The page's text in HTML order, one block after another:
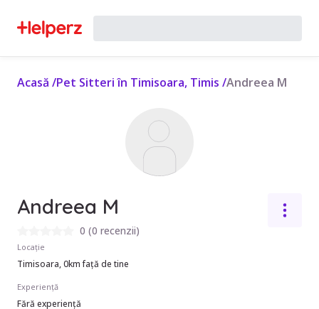
Acasă /Pet Sitteri în Timisoara, Timis /Andreea M
Andreea M
0 (0 recenzii)
Locație
Timisoara, 0km față de tine
Experiență
Fără experiență